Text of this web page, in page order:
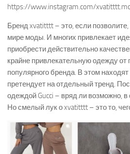
https://www.instagram.com/
Бренд xvatitttt – это, если
мире моды. И многих привлекает
приобрести действительно
крайне привлекательную одежду от
популярного бренда. В этом
претендует на отдельный тренд.
одеждой Gucci – вряд ли возможно,
Но смелый лук о xvatitttt – это то,